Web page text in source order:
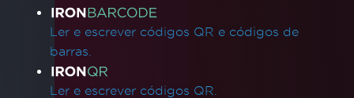
Ler e escrever códigos QR e códigos de
barras.
Ler e escrever códigos QR.